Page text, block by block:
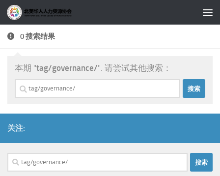
跳至内容
0 搜索结果
本期 "tag/governance/". 请尝试其他搜索：
搜
索：
关注:
搜
索：